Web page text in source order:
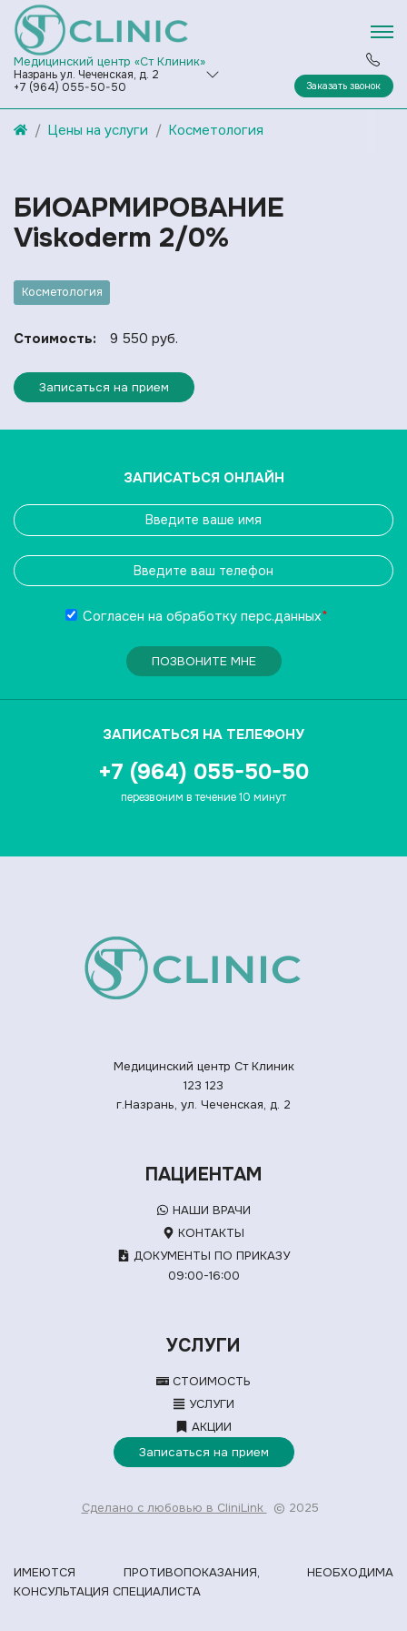
Медицинский центр «Ст Клиник»
Назрань ул. Чеченская, д. 2
+7 (964) 055-50-50
Заказать звонок
Цены на услуги Косметология
БИОАРМИРОВАНИЕ
Viskoderm 2/0%
Косметология
Стоимость: 9 550 руб.
Записаться на прием
ЗАПИСАТЬСЯ ОНЛАЙН
Согласен на обработку перс.данных*
ПОЗВОНИТЕ МНЕ
ЗАПИСАТЬСЯ НА ТЕЛЕФОНУ
+7 (964) 055-50-50
перезвоним в течение 10 минут
Медицинский центр Ст Клиник
123 123
г.Назрань, ул. Чеченская, д. 2
ПАЦИЕНТАМ
НАШИ ВРАЧИ
КОНТАКТЫ
ДОКУМЕНТЫ ПО ПРИКАЗУ
09:00-16:00
УСЛУГИ
СТОИМОСТЬ
УСЛУГИ
АКЦИИ
Записаться на прием
Сделано с любовью в CliniLink © 2025
ИМЕЮТСЯ ПРОТИВОПОКАЗАНИЯ, НЕОБХОДИМА
КОНСУЛЬТАЦИЯ СПЕЦИАЛИСТА